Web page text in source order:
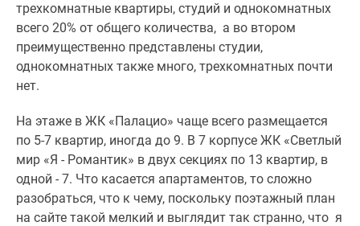
трехкомнатные квартиры, студий и однокомнатных
всего 20% от общего количества, а во втором
преимущественно представлены студии,
однокомнатных также много, трехкомнатных почти
нет.
На этаже в ЖК «Палацио» чаще всего размещается
по 5-7 квартир, иногда до 9. В 7 корпусе ЖК «Светлый
мир «Я - Романтик» в двух секциях по 13 квартир, в
одной - 7. Что касается апартаментов, то сложно
разобраться, что к чему, поскольку поэтажный план
на сайте такой мелкий и выглядит так странно, что я